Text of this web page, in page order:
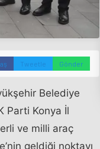
Tweetle Gönder
Belediye
Parti Konya İl
ve milli araç
geldiği noktayı